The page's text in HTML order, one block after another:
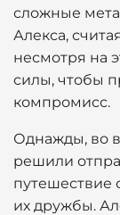
сложные
Алекса,
несмотря на
силы, чтобы
компромисс.
Однажды, во
решили
путешествие
их дружбы.